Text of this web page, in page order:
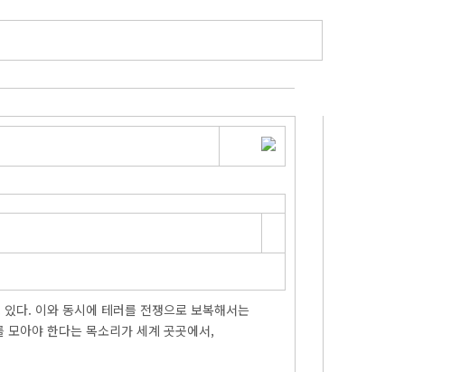
다. 이와 동시에 테러를 전쟁으로 보복해서는
아야 한다는 목소리가 세계 곳곳에서,